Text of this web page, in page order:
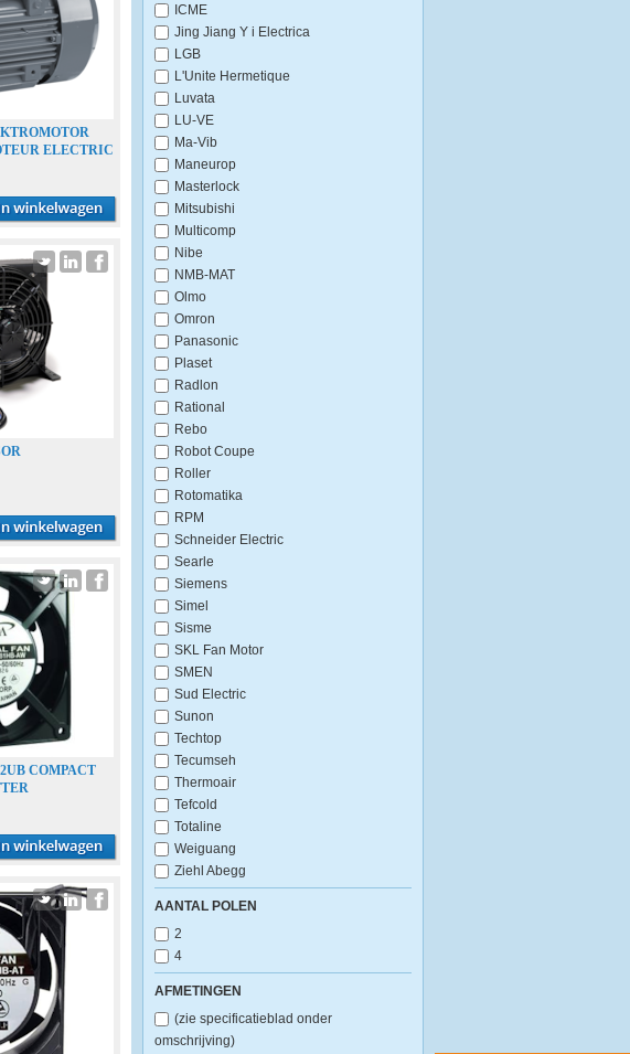
ELECTRIC
COMPACT
ICME
Jing Jiang Y i Electrica
LGB
L'Unite Hermetique
Luvata
LU-VE
Ma-Vib
Maneurop
Masterlock
Mitsubishi
Multicomp
Nibe
NMB-MAT
Olmo
Omron
Panasonic
Plaset
Radlon
Rational
Rebo
Robot Coupe
Roller
Rotomatika
RPM
Schneider Electric
Searle
Siemens
Simel
Sisme
SKL Fan Motor
SMEN
Sud Electric
Sunon
Techtop
Tecumseh
Thermoair
Tefcold
Totaline
Weiguang
Ziehl Abegg
AANTAL POLEN
2
4
AFMETINGEN
(zie specificatieblad onder
omschrijving)